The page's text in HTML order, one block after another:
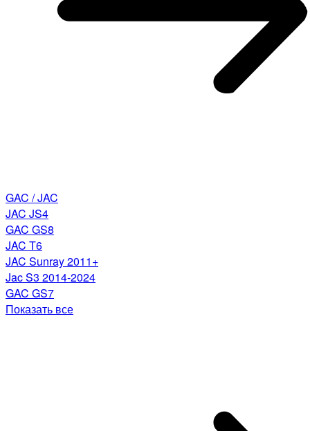
GAC / JAC
JAC JS4
GAC GS8
JAC T6
JAC Sunray 2011+
Jac S3 2014-2024
GAC GS7
Показать все